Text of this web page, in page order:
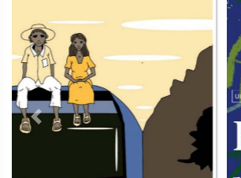
Previous